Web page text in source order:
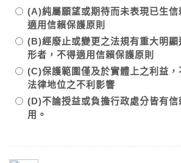
(A)純屬願望或期待而未表現已生
適用信賴保護原則
(B)經廢止或變更之法規有重大明
形者，不得適用信賴保護原則
(C)保護範圍僅及於實體上之利益
法律地位之不利影響
(D)不論授益或負擔行政處分皆有信
用。